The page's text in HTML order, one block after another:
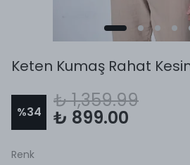
Keten Kumaş Rahat
%34
₺ 1,359.99
₺ 899.00
Renk